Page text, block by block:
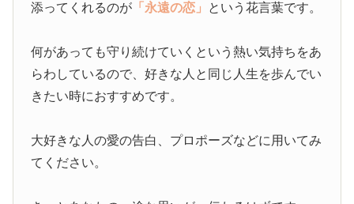
添ってくれるのが 「永遠の恋」 という花言葉です。
何があっても守り続けていくという熱い気持ちをあ
らわしているので、好きな人と同じ人生を歩んでい
きたい時におすすめです。
大好きな人の愛の告白、プロポーズなどに用いてみ
てください。